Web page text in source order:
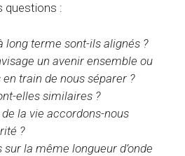
questions :
long terme sont-ils alignés ?
un avenir ensemble ou
train de nous séparer ?
elles similaires ?
la vie accordons-nous
?
la même longueur d’onde